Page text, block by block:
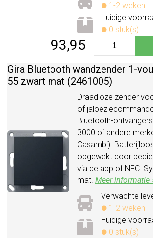
1-2 weken
Huidige
0 stuk(s)
93,95 +
-
Gira Bluetooth wandzender 1-
55 zwart mat (2461005)
Draadloze zender
of
Bluetooth-
3000 of andere
Casambi).
opgewekt door
via de app of NFC.
mat. Meer informatie
Verwachte
1-2 weken
Huidige
0 stuk(s)